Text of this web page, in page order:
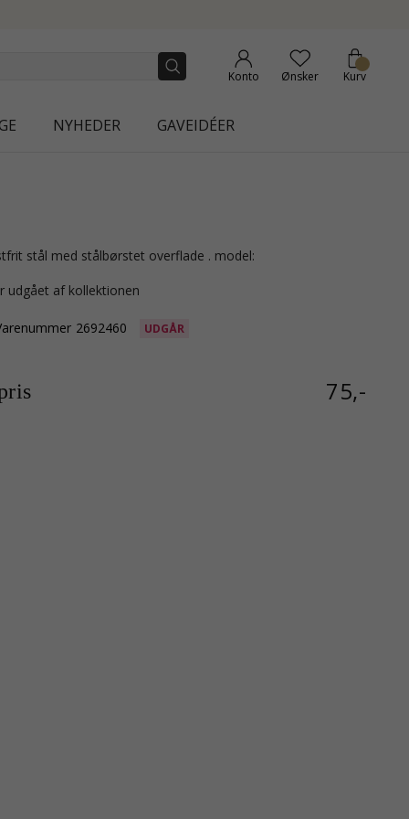
Konto Ønsker Kurv
NYHEDER GAVEIDÉER
stål med stålbørstet overflade . model:
udgået af kollektionen
2692460 UDGÅR
75,-